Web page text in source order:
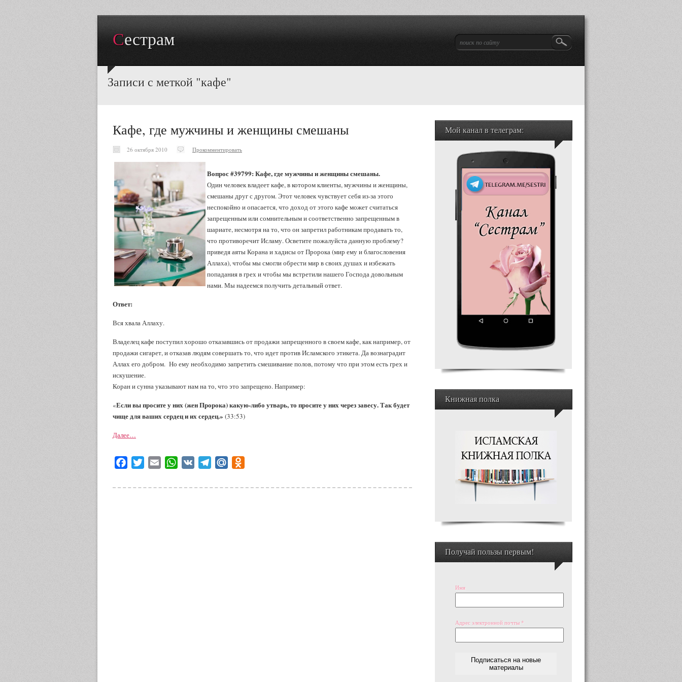
Сестрам
Записи с меткой "кафе"
Кафе, где мужчины и женщины смешаны
26 октября 2010 Прокомментировать
Вопрос #39799: Кафе, где мужчины и женщины смешаны.
Один человек владеет кафе, в котором клиенты, мужчины и женщины,
смешаны друг с другом. Этот человек чувствует себя из-за этого
неспокойно и опасается, что доход от этого кафе может считаться
запрещенным или сомнительным и соответственно запрещенным в
шариате, несмотря на то, что он запретил работникам продавать то,
что противоречит Исламу. Осветите пожалуйста данную проблему?
приведя аяты Корана и хадисы от Пророка (мир ему и благословения
Аллаха), чтобы мы смогли обрести мир в своих душах и избежать
попадания в грех и чтобы мы встретили нашего Господа довольным
нами. Мы надеемся получить детальный ответ.
Ответ:
Вся хвала Аллаху.
Владелец кафе поступил хорошо отказавшись от продажи запрещенного в своем кафе, как например, от
продажи сигарет, и отказав людям совершать то, что идет против Исламского этикета. Да вознаградит
Аллах его добром. Но ему необходимо запретить смешивание полов, потому что при этом есть грех и
искушение.
Коран и сунна указывают нам на то, что это запрещено. Например:
«Если вы просите у них (жен Пророка) какую-либо утварь, то просите у них через завесу. Так будет
чище для ваших сердец и их сердец.» (33:53)
Далее…
Facebook
Twitter Email WhatsApp
VK TelegramMail.Ru
Мой канал в телеграм:
Книжная полка
Получай пользы первым!
Имя
Адрес электронной почты *